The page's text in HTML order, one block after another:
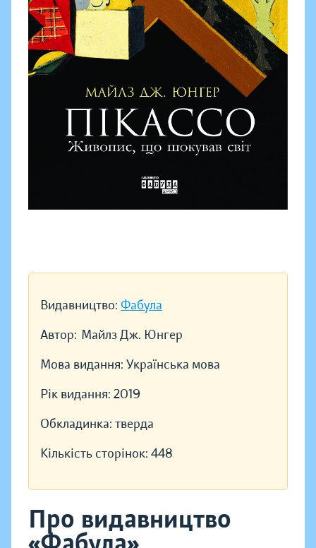
Видавництво: Фабула
Автор: Майлз Дж. Юнгер
Мова видання: Українська мова
Рік видання: 2019
Обкладинка: тверда
Кількість сторінок: 448
Про видавництво